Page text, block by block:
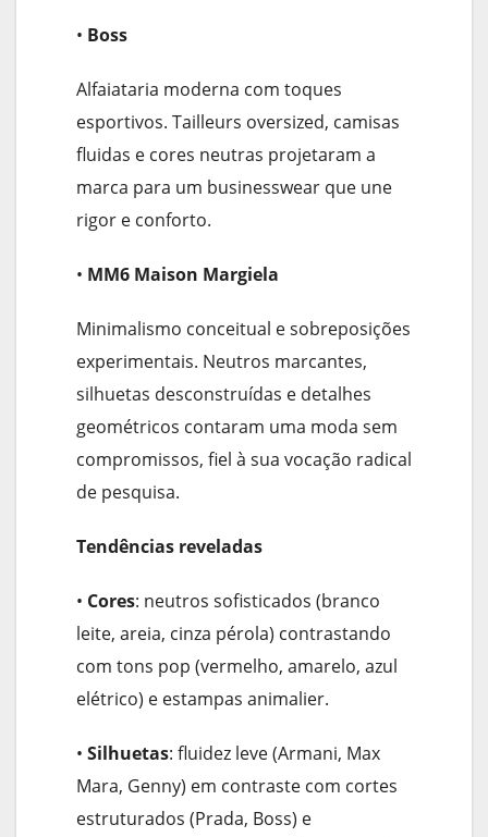
• Boss
Alfaiataria moderna com toques
esportivos. Tailleurs oversized, camisas
fluidas e cores neutras projetaram a
marca para um businesswear que une
rigor e conforto.
• MM6 Maison Margiela
Minimalismo conceitual e sobreposições
experimentais. Neutros marcantes,
silhuetas desconstruídas e detalhes
geométricos contaram uma moda sem
compromissos, fiel à sua vocação radical
de pesquisa.
Tendências reveladas
• Cores: neutros sofisticados (branco
leite, areia, cinza pérola) contrastando
com tons pop (vermelho, amarelo, azul
elétrico) e estampas animalier.
• Silhuetas: fluidez leve (Armani, Max
Mara, Genny) em contraste com cortes
estruturados (Prada, Boss) e